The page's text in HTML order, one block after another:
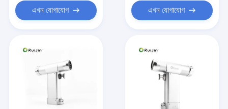
এখন যোগাযোগ এখন যোগাযোগ